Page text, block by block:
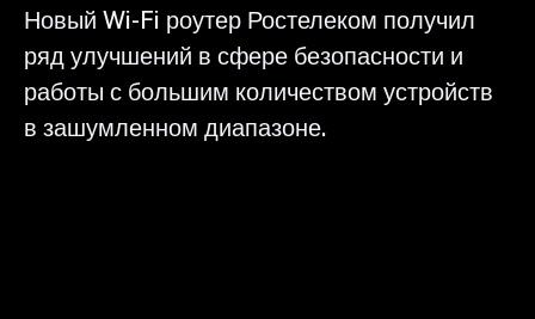
Новый Wi-Fi роутер Ростелеком получил
ряд улучшений в сфере безопасности и
работы с большим количеством устройств
в зашумленном диапазоне.